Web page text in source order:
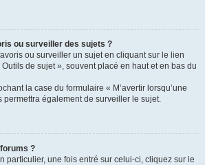
ou surveiller des sujets ?
ou surveiller un sujet en cliquant sur le lien
de sujet », souvent placé en haut et en bas du
la case du formulaire « M’avertir lorsqu’une
permettra également de surveiller le sujet.
?
particulier, une fois entré sur celui-ci, cliquez sur le